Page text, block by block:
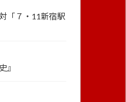
「７・11新宿駅
』